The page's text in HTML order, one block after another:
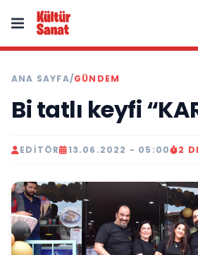
ANA SAYFA/GÜNDEM
Bi tatlı keyfi
EDITÖR 13.06.2022 - 05:00 2